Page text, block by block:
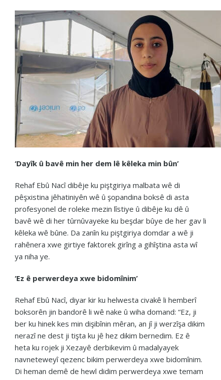
‘Dayîk û bavê min her dem lê kêleka min bûn’
Rehaf Ebû Nacî dibêje ku piştgiriya malbata wê di
pêşxistina jêhatiniyên wê û şopandina boksê di asta
profesyonel de roleke mezin lîstiye û dibêje ku dê û
bavê wê di her tûrnûvayeke ku beşdar bûye de her gav li
kêleka wê bûne. Da zanîn ku piştgiriya domdar a wê ji
rahênera xwe girtiye faktorek girîng a gihîştina asta wî
ya niha ye.
‘Ez ê perwerdeya xwe bidomînim’
Rehaf Ebû Nacî, diyar kir ku helwesta civakê li hemberî
boksorên jin bandorê li wê nake û wiha domand: “Ez, ji
ber ku hinek kes min dişibînin mêran, an jî ji werzîşa dikim
nerazî ne dest ji tişta ku jê hez dikim bernedim. Ez ê
heta ku rojek ji Xezayê derbikevim û madalyayek
navneteweyî qezenc bikim perwerdeya xwe bidomînim.
Di heman demê de hewl didim perwerdeya xwe temam